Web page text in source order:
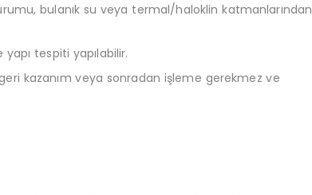
bulanık su veya termal/haloklin katmanlarından
tespiti yapılabilir.
kazanım veya sonradan işleme gerekmez ve